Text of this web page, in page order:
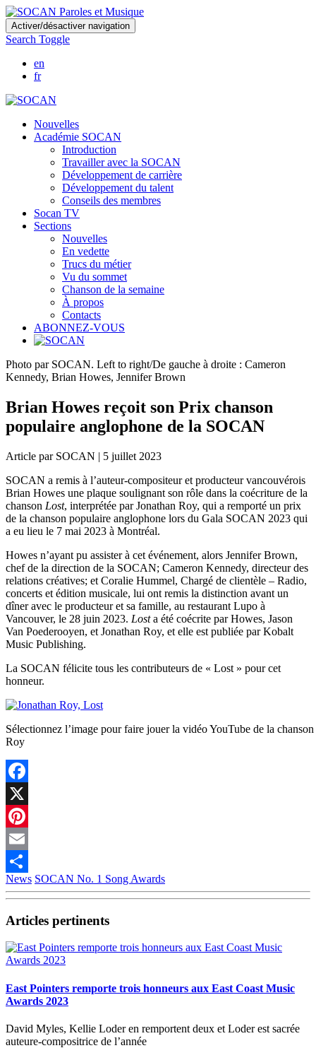
Skip
to
main
content
Activer/désactiver navigation
Search Toggle
en
fr
Nouvelles
Académie SOCAN
Introduction
Travailler avec la SOCAN
Développement de carrière
Développement du talent
Conseils des membres
Socan TV
Sections
Nouvelles
En vedette
Trucs du métier
Vu du sommet
Chanson de la semaine
À propos
Contacts
ABONNEZ-VOUS
Photo par SOCAN. Left to right/De gauche à droite : Cameron
Kennedy, Brian Howes, Jennifer Brown
Brian Howes reçoit son Prix chanson
populaire anglophone de la SOCAN
Article par SOCAN | 5 juillet 2023
SOCAN a remis à l’auteur-compositeur et producteur vancouvérois
Brian Howes une plaque soulignant son rôle dans la coécriture de la
chanson Lost, interprétée par Jonathan Roy, qui a remporté un prix
de la chanson populaire anglophone lors du Gala SOCAN 2023 qui
a eu lieu le 7 mai 2023 à Montréal.
Howes n’ayant pu assister à cet événement, alors Jennifer Brown,
chef de la direction de la SOCAN; Cameron Kennedy, directeur des
relations créatives; et Coralie Hummel, Chargé de clientèle – Radio,
concerts et édition musicale, lui ont remis la distinction avant un
dîner avec le producteur et sa famille, au restaurant Lupo à
Vancouver, le 28 juin 2023. Losta été coécrite par Howes, Jason
Van Poederooyen, et Jonathan Roy, et elle est publiée par Kobalt
Music Publishing.
La SOCAN félicite tous les contributeurs de « Lost » pour cet
honneur.
Sélectionnez l’image pour faire jouer la vidéo YouTube de la chanson
Roy
Facebook
X
Pinterest
Email
Partager
News SOCAN No. 1 Song Awards
Articles pertinents
East Pointers remporte trois honneurs aux East Coast Music
Awards 2023
David Myles, Kellie Loder en remportent deux et Loder est sacrée
auteure-compositrice de l’année